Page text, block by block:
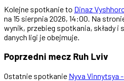
Kolejne spotkanie to Dinaz
na 15 sierpnia 2026, 14:00. Na
wynik, przebieg spotkania, składy i
danych ligi je obejmuje.
Poprzedni mecz Ruh Lviv
Ostatnie spotkanie Nyva Vinnytsya